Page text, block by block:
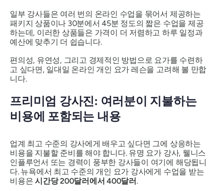
일부 강사들은 여러 번의 온라인 수업을 묶어서 제공하는
패키지 상품이나 30분에서 45분 정도의 짧은 수업을 제공
하는데, 이러한 상품들은 가격이 더 저렴하고 하루 일정과
예산에 맞추기 더 쉽습니다.
편의성, 유연성, 그리고 경제적인 방법으로 요가를 수련하
고 싶다면, 일대일 온라인 개인 요가 레슨을 고려해 볼 만합
니다.
프리미엄 강사진: 여러분이 지불하는
비용에 포함되는 내용
업계 최고 수준의 강사에게 배우고 싶다면 그에 상응하는
비용을 지불할 준비를 해야 합니다. 유명 요가 강사, 웰니스
인플루언서 또는 경력이 풍부한 강사들이 여기에 해당됩니
다. 뉴욕에서 최고 수준의 개인 요가 강사에게 수업을 받는
비용은시간당 200달러에서 400달러.